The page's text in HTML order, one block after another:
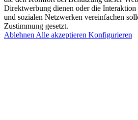
Direktwerbung dienen oder die Interaktion
und sozialen Netzwerken vereinfachen
Zustimmung gesetzt.
Ablehnen Alle akzeptieren Konfigurieren